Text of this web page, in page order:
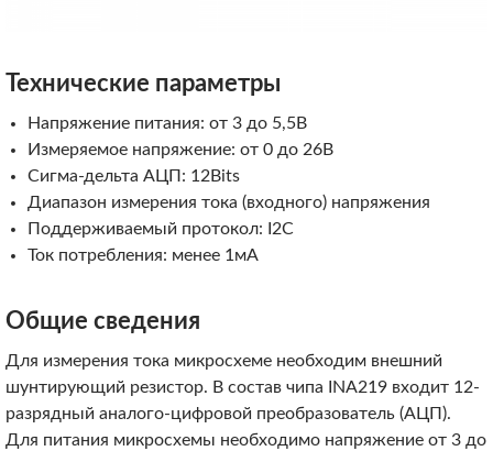
Технические параметры
Напряжение питания: от 3 до 5,5В
Измеряемое напряжение: от 0 до 26В
Сигма-дельта АЦП: 12Bits
Диапазон измерения тока (входного) напряжения
Поддерживаемый протокол: I2C
Ток потребления: менее 1мА
Общие сведения
Для измерения тока микросхеме необходим внешний
шунтирующий резистор. В состав чипа INA219 входит 12-
разрядный аналого-цифровой преобразователь (АЦП).
Для питания микросхемы необходимо напряжение от 3 до